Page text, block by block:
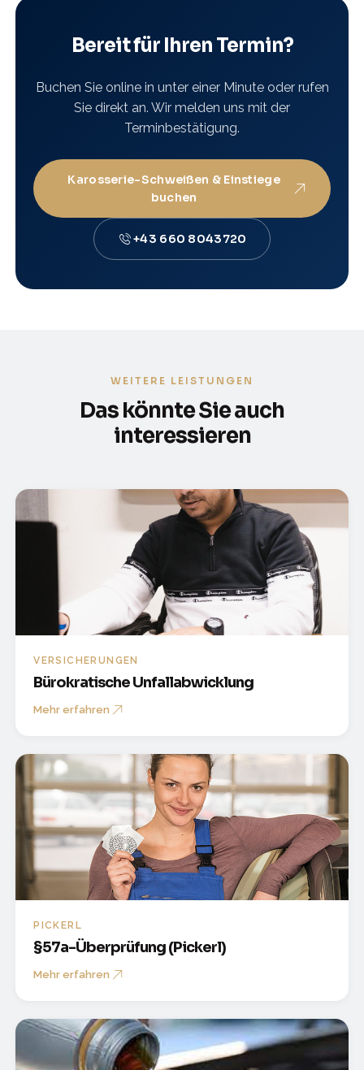
Bereit für Ihren Termin?
Buchen Sie online in unter einer Minute oder rufen
Sie direkt an. Wir melden uns mit der
Terminbestätigung.
Karosserie-Schweißen & Einstiege
buchen
+43 660 8043720
WEITERE LEISTUNGEN
Das könnte Sie auch
interessieren
VERSICHERUNGEN
Bürokratische Unfallabwicklung
Mehr erfahren
PICKERL
§57a-Überprüfung (Pickerl)
Mehr erfahren